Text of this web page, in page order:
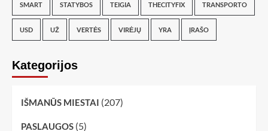
SMART STATYBOS TEIGIA THECITYFIX TRANSPORTO
USD UŽ VERTĖS VIRĖJŲ YRA ĮRAŠO
Kategorijos
IŠMANŪS MIESTAI (207)
PASLAUGOS (5)